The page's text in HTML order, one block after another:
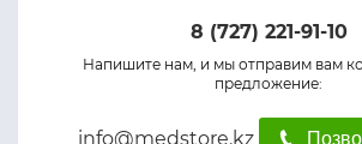
8 (727) 221-91-10
Напишите нам, и мы отправим вам
предложение:
info@medstore.kz